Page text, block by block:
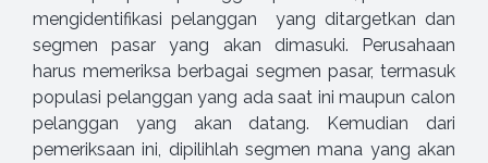
mengidentifikasi pelanggan yang ditargetkan dan
segmen pasar yang akan dimasuki. Perusahaan
harus memeriksa berbagai segmen pasar, termasuk
populasi pelanggan yang ada saat ini maupun calon
pelanggan yang akan datang. Kemudian dari
pemeriksaan ini, dipilihlah segmen mana yang akan